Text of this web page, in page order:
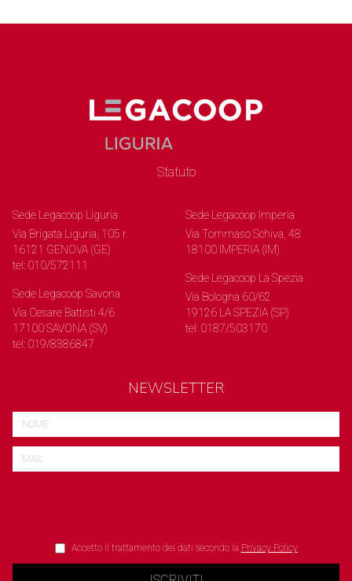
Statuto
Sede Legacoop Liguria
Via Brigata Liguria, 105 r.
16121 GENOVA (GE)
tel: 010/572111
Sede Legacoop Savona
Via Cesare Battisti 4/6
17100 SAVONA (SV)
tel: 019/8386847
Sede Legacoop Imperia
Via Tommaso Schiva, 48
18100 IMPERIA (IM)
Sede Legacoop La Spezia
Via Bologna 60/62
19126 LA SPEZIA (SP)
tel: 0187/503170
NEWSLETTER
Accetto il trattamento dei dati secondo la Privacy Policy